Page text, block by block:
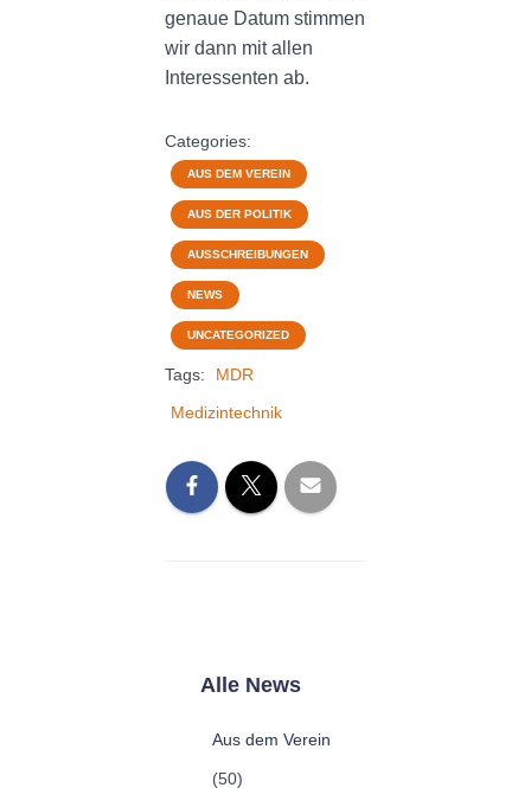
genaue Datum stimmen
wir dann mit allen
Interessenten ab.
Categories:
AUS DEM VEREIN
AUS DER POLITIK
AUSSCHREIBUNGEN
NEWS
UNCATEGORIZED
Tags:
MDR
Medizintechnik
Alle News
Aus dem Verein
(50)